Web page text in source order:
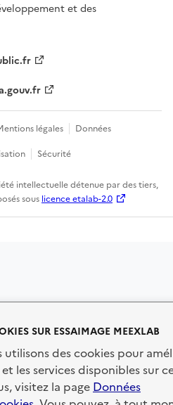
SUR ESSAIMAGE MEEXLAB
utilisons des cookies pour
les services disponibles sur
visitez la page Données
et des
légales
Données
Sécurité
intellectuelle détenue par des tiers,
sous licence etalab-2.0